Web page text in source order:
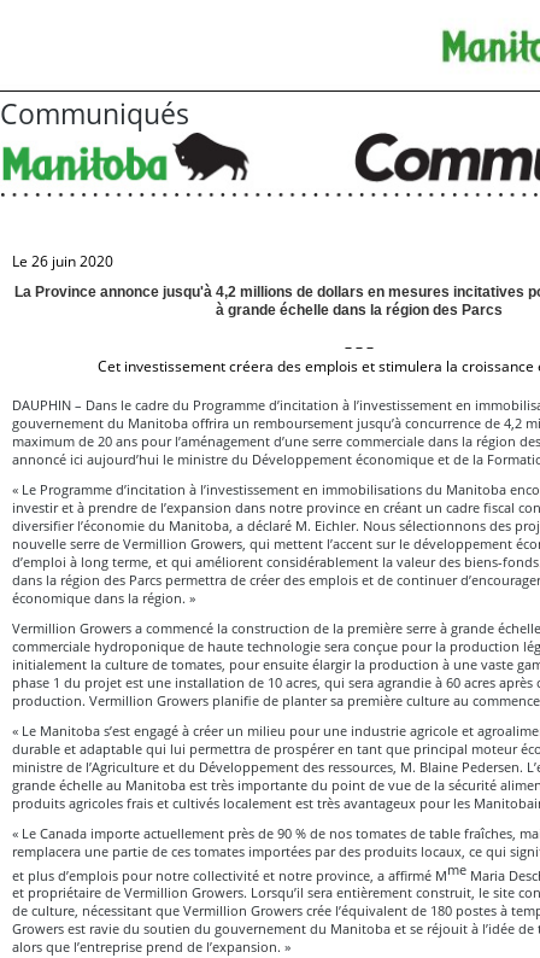
Communiqués
Le 26 juin 2020
La Province annonce jusqu'à 4,2 millions de dollars en mesures incitatives
à grande échelle dans la région des Parcs
– – –
Cet investissement créera des emplois et stimulera la croissance
DAUPHIN – Dans le cadre du Programme d’incitation à l’investissement en
gouvernement du Manitoba offrira un remboursement jusqu’à concurrence de 4,2
maximum de 20 ans pour l’aménagement d’une serre commerciale dans la région des
annoncé ici aujourd’hui le ministre du Développement économique et de la
« Le Programme d’incitation à l’investissement en immobilisations du Manitoba
investir et à prendre de l’expansion dans notre province en créant un cadre fiscal
diversifier l’économie du Manitoba, a déclaré M. Eichler. Nous sélectionnons des
nouvelle serre de Vermillion Growers, qui mettent l’accent sur le développement
d’emploi à long terme, et qui améliorent considérablement la valeur des biens-
dans la région des Parcs permettra de créer des emplois et de continuer
économique dans la région. »
Vermillion Growers a commencé la construction de la première serre à grande
commerciale hydroponique de haute technologie sera conçue pour la production
initialement la culture de tomates, pour ensuite élargir la production à une vaste
phase 1 du projet est une installation de 10 acres, qui sera agrandie à 60 acres après
production. Vermillion Growers planifie de planter sa première culture au
« Le Manitoba s’est engagé à créer un milieu pour une industrie agricole et
durable et adaptable qui lui permettra de prospérer en tant que principal moteur
ministre de l’Agriculture et du Développement des ressources, M. Blaine Pedersen.
grande échelle au Manitoba est très importante du point de vue de la sécurité
produits agricoles frais et cultivés localement est très avantageux pour les
« Le Canada importe actuellement près de 90 % de nos tomates de table fraîches,
remplacera une partie de ces tomates importées par des produits locaux, ce qui
et plus d’emplois pour notre collectivité et notre province, a affirmé Mme Maria
et propriétaire de Vermillion Growers. Lorsqu’il sera entièrement construit, le site
de culture, nécessitant que Vermillion Growers crée l’équivalent de 180 postes à
Growers est ravie du soutien du gouvernement du Manitoba et se réjouit à l’idée de
alors que l’entreprise prend de l’expansion. »